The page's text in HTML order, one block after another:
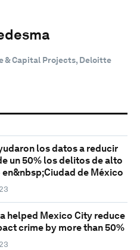
& Capital Projects, Deloitte
los datos a reducir
un 50% los delitos de alto
de México
helped Mexico City reduce
crime by more than 50%